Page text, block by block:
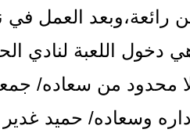
العمل في
اللعبة لنادي
محدود من سعاده/
وسعاده/ حميد